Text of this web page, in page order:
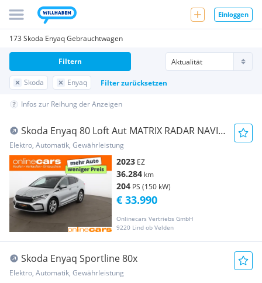
Einloggen
173 Skoda Enyaq Gebrauchtwagen
Skoda Enyaq Filter zurücksetzen
Filtern
Infos zur Reihung der Anzeigen
Skoda Enyaq 80 Loft Aut MATRIX RADAR NAVI
MEMORY
Elektro, Automatik, Gewährleistung
2023 EZ
36.284 km
204 PS (150 kW)
Onlinecars Vertriebs GmbH
9220 Lind ob Velden
€ 33.990
Skoda Enyaq Sportline 80x
Elektro, Automatik, Gewährleistung